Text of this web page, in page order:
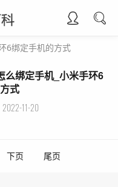
6绑定手机的方式
么绑定手机_小米手环6
式
2022-11-20
下页 尾页